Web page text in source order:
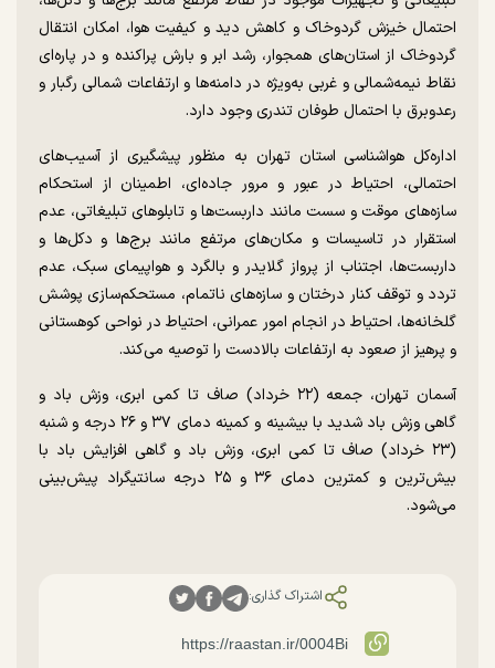
احتمال خیزش گردوخاک و کاهش دید و کیفیت هوا، امکان انتقال
گردوخاک از استان‌های همجوار، رشد ابر و بارش پراکنده و در پاره‌ای
نقاط نیمه‌شمالی و غربی به‌ویژه در دامنه‌ها و ارتفاعات شمالی رگبار و
رعدوبرق با احتمال طوفان تندری وجود دارد.
اداره‌کل هواشناسی استان تهران به منظور پیشگیری از آسیب‌های
احتمالی، احتیاط در عبور و مرور جاده‌ای، اطمینان از استحکام
سازه‌های موقت و سست مانند داربست‌ها و تابلو‌های تبلیغاتی، عدم
استقرار در تاسیسات و مکان‌های مرتفع مانند برج‌ها و دکل‌ها و
داربست‌ها، اجتناب از پرواز گلایدر و بالگرد و هواپیمای سبک، عدم
تردد و توقف کنار درختان و سازه‌های ناتمام، مستحکم‌سازی پوشش
گلخانه‌ها، احتیاط در انجام امور عمرانی، احتیاط در نواحی کوهستانی
و پرهیز از صعود به ارتفاعات بالادست را توصیه می‌کند.
آسمان تهران، جمعه (۲۲ خرداد) صاف تا کمی ابری، وزش باد و
گاهی وزش باد شدید با بیشینه و کمینه دمای ۳۷ و ۲۶ درجه و شنبه
(۲۳ خرداد) صاف تا کمی ابری، وزش باد و گاهی افزایش باد با
بیش‌ترین و کمترین دمای ۳۶ و ۲۵ درجه سانتیگراد پیش‌بینی
می‌شود.
اشتراک گذاری: